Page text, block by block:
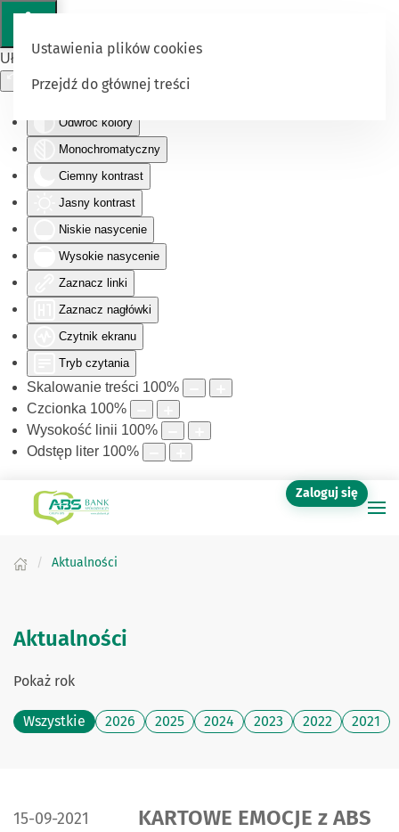
Ułatwienia dostępu
Odwróć kolory
Monochromatyczny
Ciemny kontrast
Jasny kontrast
Niskie nasycenie
Wysokie nasycenie
Zaznacz linki
Zaznacz nagłówki
Czytnik ekranu
Tryb czytania
Skalowanie treści 100%
Czcionka 100%
Wysokość linii 100%
Odstęp liter 100%
Ustawienia plików cookies
Przejdź do głównej treści
Zaloguj się
Aktualności
Aktualności
Pokaż rok
Wszystkie 2026 2025 2024 2023 2022 2021
DATA PUBLIKACJI:
15-09-2021
KARTOWE EMOCJE z ABS